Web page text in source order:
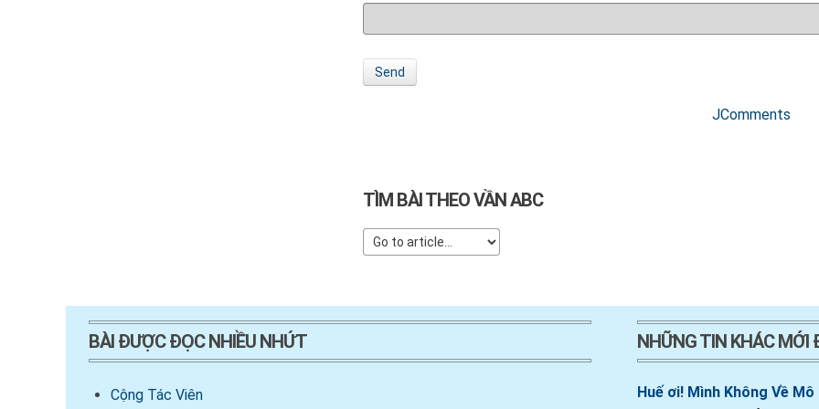
Send
JComments
TÌM BÀI THEO VẦN ABC
BÀI ĐƯỢC ĐỌC NHIỀU NHỨT
Cộng Tác Viên
NHỮNG TIN KHÁC MỚI
Huế ơi! Mình Không Về Mô